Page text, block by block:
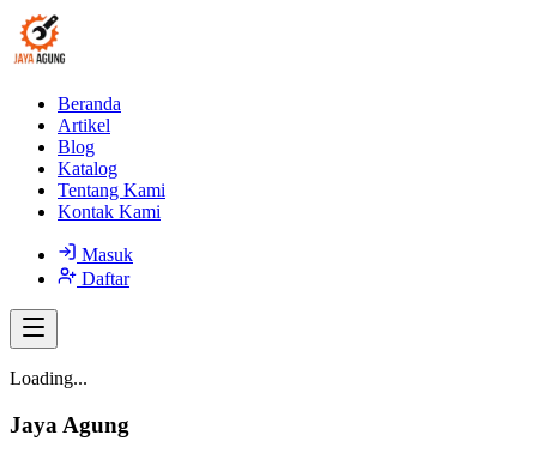
Beranda
Artikel
Blog
Katalog
Tentang Kami
Kontak Kami
Masuk
Daftar
Loading...
Jaya Agung